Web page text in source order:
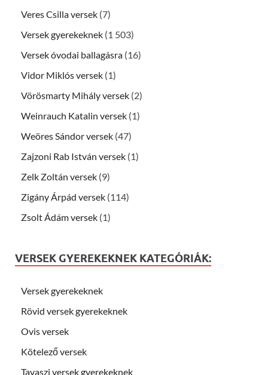
Veres Csilla versek (7)
Versek gyerekeknek (1 503)
Versek óvodai ballagásra (16)
Vidor Miklós versek (1)
Vörösmarty Mihály versek (2)
Weinrauch Katalin versek (1)
Weöres Sándor versek (47)
Zajzoni Rab István versek (1)
Zelk Zoltán versek (9)
Zigány Árpád versek (114)
Zsolt Ádám versek (1)
VERSEK GYEREKEKNEK KATEGÓRIÁK:
Versek gyerekeknek
Rövid versek gyerekeknek
Ovis versek
Kötelező versek
Tavaszi versek gyerekeknek